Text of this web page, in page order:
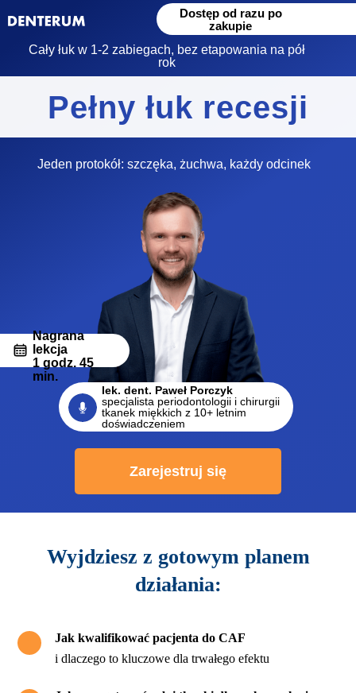
lek. dent. Paweł Porczyk
specjalista periodontologii i chirurgii
tkanek miękkich z 10+ letnim
doświadczeniem
Jeden protokół: szczęka, żuchwa, każdy odcinek
Cały łuk w 1-2 zabiegach, bez etapowania na pół
rok
Pełny łuk recesji
Zarejestruj się
Dostęp od razu po
zakupie
Nagrana
lekcja
1 godz. 45
min.
Wyjdziesz z gotowym planem
działania:
Jak kwalifikować pacjenta do CAF
i dlaczego to kluczowe dla trwałego efektu